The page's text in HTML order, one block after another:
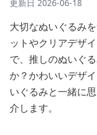
更新日 2026-06-18
大切なぬいぐるみ
ットやクリアデザ
で、推しのぬいぐ
か？かわいいデザ
いぐるみと一緒に
介します。